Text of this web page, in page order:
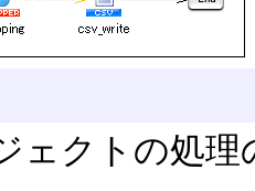
ェクトの処